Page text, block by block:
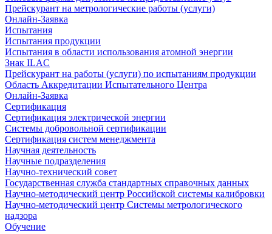
Прейскурант на метрологические работы (услуги)
Онлайн-Заявка
Испытания
Испытания продукции
Испытания в области использования атомной энергии
Знак ILAC
Прейскурант на работы (услуги) по испытаниям продукции
Область Аккредитации Испытательного Центра
Онлайн-Заявка
Сертификация
Сертификация электрической энергии
Системы добровольной сертификации
Сертификация систем менеджмента
Научная деятельность
Научные подразделения
Научно-технический совет
Государственная служба стандартных справочных данных
Научно-методический центр Российской системы калибровки
Научно-методический центр Системы метрологического
надзора
Обучение